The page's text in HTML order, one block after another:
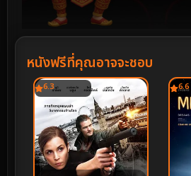
หนังฟรีที่คุณอาจจะชอบ
6.3 6.6